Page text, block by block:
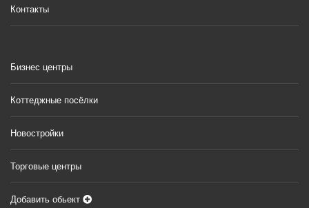
Контакты
Бизнес центры
Коттеджные посёлки
Новостройки
Торговые центры
Добавить обьект